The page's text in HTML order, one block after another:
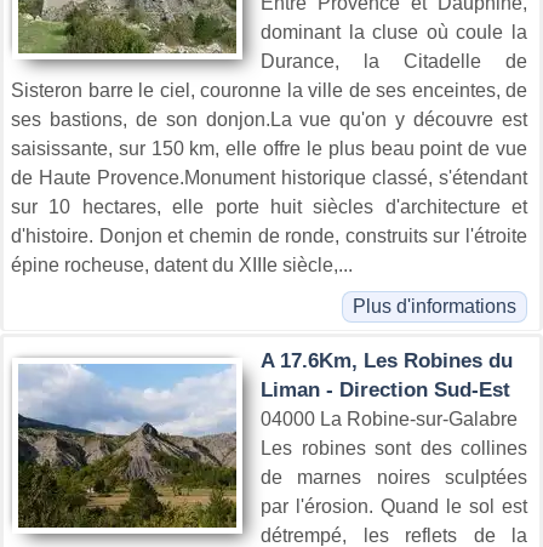
dominant la cluse où coule la
Durance, la Citadelle de
Sisteron barre le ciel, couronne la ville de ses enceintes, de
ses bastions, de son donjon.La vue qu'on y découvre est
saisissante, sur 150 km, elle offre le plus beau point de vue
de Haute Provence.Monument historique classé, s'étendant
sur 10 hectares, elle porte huit siècles d'architecture et
d'histoire. Donjon et chemin de ronde, construits sur l'étroite
épine rocheuse, datent du XIIIe siècle,...
Plus d'informations
A 17.6Km, Les Robines du
Liman - Direction Sud-Est
04000 La Robine-sur-Galabre
Les robines sont des collines
de marnes noires sculptées
par l'érosion. Quand le sol est
détrempé, les reflets de la